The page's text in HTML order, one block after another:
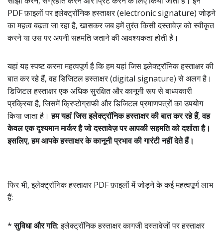
PDF फ़ाइलों पर इलेक्ट्रॉनिक हस्ताक्षर (electronic signature) जोड़ने
का महत्व बढ़ता जा रहा है, खासकर जब हमें तुरंत किसी दस्तावेज़ को स्वीकृत
करने या उस पर अपनी सहमति जताने की आवश्यकता होती है।
यहां यह स्पष्ट करना महत्वपूर्ण है कि हम यहां जिस इलेक्ट्रॉनिक हस्ताक्षर की
बात कर रहे हैं, वह डिजिटल हस्ताक्षर (digital signature) से अलग है।
डिजिटल हस्ताक्षर एक अधिक सुरक्षित और कानूनी रूप से बाध्यकारी
प्रक्रिया है, जिसमें क्रिप्टोग्राफी और डिजिटल प्रमाणपत्रों का उपयोग
किया जाता है।हम यहां जिस इलेक्ट्रॉनिक हस्ताक्षर की बात कर रहे हैं, वह
केवल एक दृश्यमान मार्कर है जो दस्तावेज़ पर आपकी सहमति को दर्शाता है।
इसलिए, हम आपके हस्ताक्षर के कानूनी प्रभाव की गारंटी नहीं देते हैं।
फिर भी, इलेक्ट्रॉनिक हस्ताक्षर PDF फ़ाइलों में जोड़ने के कई महत्वपूर्ण लाभ
हैं:
*सुविधा और गति:इलेक्ट्रॉनिक हस्ताक्षर कागजी दस्तावेजों पर हस्ताक्षर